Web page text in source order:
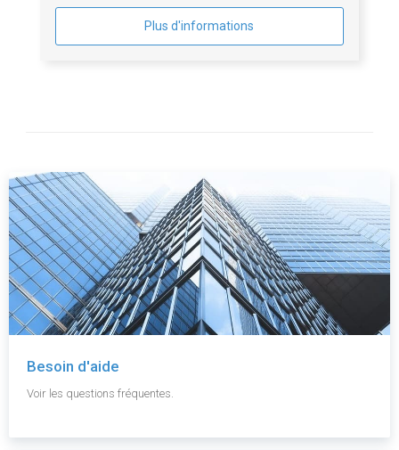
Plus d'informations
Besoin d'aide
Voir les questions fréquentes.